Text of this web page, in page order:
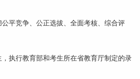
平竞争、公正选拔、全面考核、综合评
执行教育部和考生所在省教育厅制定的录